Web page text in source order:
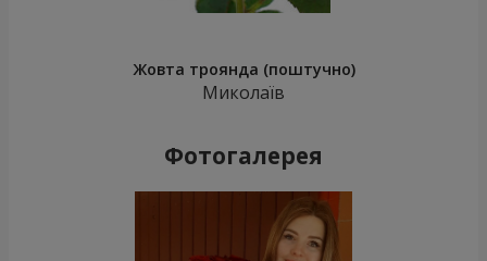
Жовта троянда (поштучно)
Миколаїв
Фотогалерея